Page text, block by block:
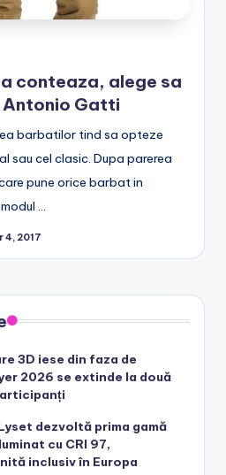
conteaza, alege sa
Antonio Gatti
barbatilor tind sa opteze
sau cel clasic. Dupa parerea
pune orice barbat in
…
4, 2017
3D iese din faza de
2026 se extinde la două
dezvoltă prima gamă
cu CRI 97,
inclusiv în Europa